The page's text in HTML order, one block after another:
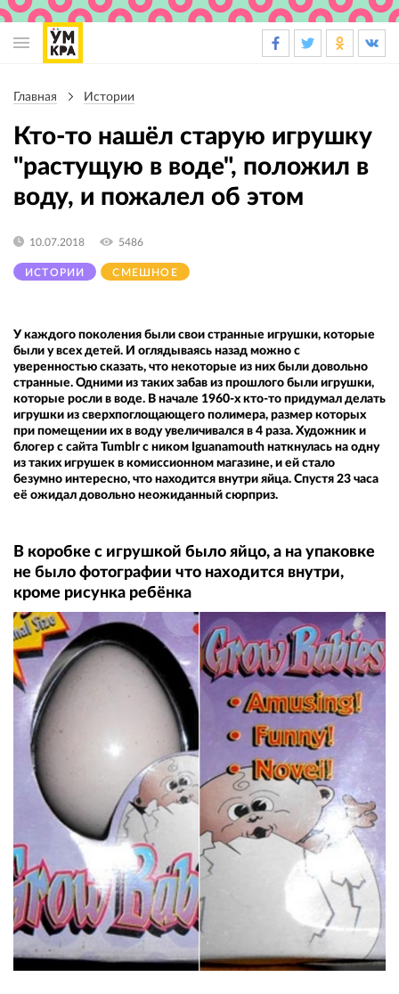
навигации
Главная Истории
Кто-то нашёл старую игрушку
"растущую в воде", положил в
воду, и пожалел об этом
ИСТОРИИ СМЕШНОЕ
10.07.2018 5486
У каждого поколения были свои странные игрушки, которые
были у всех детей. И оглядываясь назад можно с
уверенностью сказать, что некоторые из них были довольно
странные. Одними из таких забав из прошлого были игрушки,
которые росли в воде. В начале 1960-х кто-то придумал делать
игрушки из сверхпоглощающего полимера, размер которых
при помещении их в воду увеличивался в 4 раза. Художник и
блогер с сайта Tumblr с ником Iguanamouth наткнулась на одну
из таких игрушек в комиссионном магазине, и ей стало
безумно интересно, что находится внутри яйца. Спустя 23 часа
её ожидал довольно неожиданный сюрприз.
В коробке с игрушкой было яйцо, а на упаковке
не было фотографии что находится внутри,
кроме рисунка ребёнка